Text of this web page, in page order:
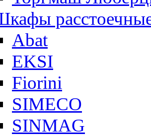
Abat
EKSI
Fiorini
SIMECO
SINMAG